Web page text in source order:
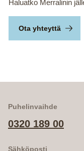
Haluatko Merralinin
Ota yhteyttä
Puhelinvaihde
0320 189 00
Sähköposti